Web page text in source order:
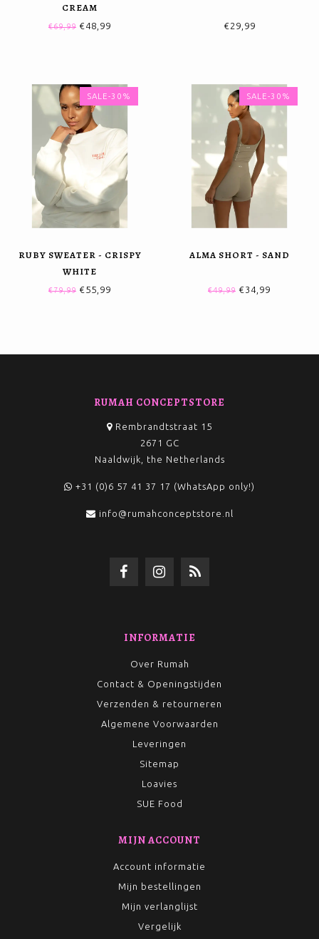
CREAM
€69,99 €48,99 €29,99
SALE-30%
RUBY SWEATER - CRISPY
WHITE
€79,99 €55,99
SALE-30%
ALMA SHORT - SAND
€49,99 €34,99
RUMAH CONCEPTSTORE
Rembrandtstraat 15
2671 GC
Naaldwijk, the Netherlands
+31 (0)6 57 41 37 17 (WhatsApp only!)
info@rumahconceptstore.nl
INFORMATIE
Over Rumah
Contact & Openingstijden
Verzenden & retourneren
Algemene Voorwaarden
Leveringen
Sitemap
Loavies
SUE Food
MIJN ACCOUNT
Account informatie
Mijn bestellingen
Mijn verlanglijst
Vergelijk